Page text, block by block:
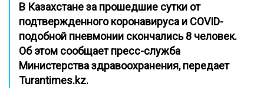
В Казахстане за прошедшие сутки от
подтвержденного коронавируса и COVID-
подобной пневмонии скончались 8 человек.
Об этом сообщает пресс-служба
Министерства здравоохранения, передает
Turantimes.kz.